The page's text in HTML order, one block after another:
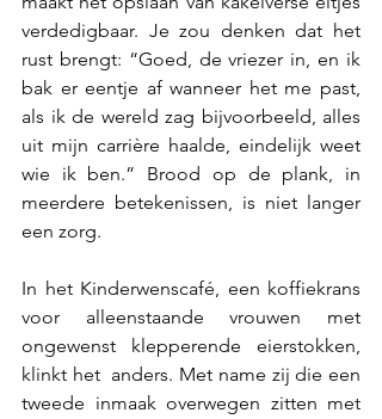
verdedigbaar. Je zou denken dat het
rust brengt: “Goed, de vriezer in, en ik
bak er eentje af wanneer het me past,
als ik de wereld zag bijvoorbeeld, alles
uit mijn carrière haalde, eindelijk weet
wie ik ben.” Brood op de plank, in
meerdere betekenissen, is niet langer
een zorg.
In het Kinderwenscafé, een koffiekrans
voor alleenstaande vrouwen met
ongewenst klepperende eierstokken,
klinkt het  anders. Met name zij die een
tweede inmaak overwegen zitten met